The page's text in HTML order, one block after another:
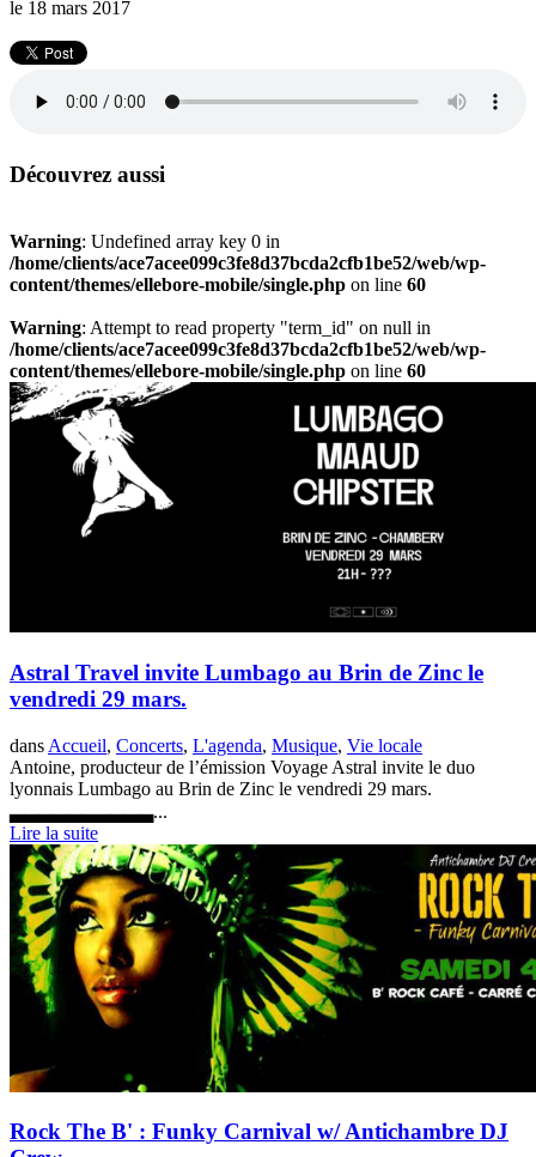
le 18 mars 2017
Découvrez aussi
Warning: Undefined array key 0 in
/home/clients/ace7acee099c3fe8d37bcda2cfb1be52/web/wp-
content/themes/ellebore-mobile/single.php on line 60
Warning: Attempt to read property "term_id" on null in
/home/clients/ace7acee099c3fe8d37bcda2cfb1be52/web/wp-
content/themes/ellebore-mobile/single.php on line 60
Astral Travel invite Lumbago au Brin de Zinc le
vendredi 29 mars.
dans Accueil, Concerts, L'agenda, Musique, Vie locale
Antoine, producteur de l’émission Voyage Astral invite le duo
lyonnais Lumbago au Brin de Zinc le vendredi 29 mars.
▃▃▃▃▃▃▃▃▃▃...
Lire la suite
Rock The B' : Funky Carnival w/ Antichambre DJ